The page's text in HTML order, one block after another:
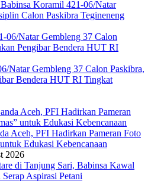
Koramil 421-06/Natar
Calon Paskibra Tegineneng
Natar Gembleng 37 Calon Paskibra,
Bendera HUT RI Tingkat
Aceh, PFI Hadirkan Pameran Foto
Edukasi Kebencanaan
2026